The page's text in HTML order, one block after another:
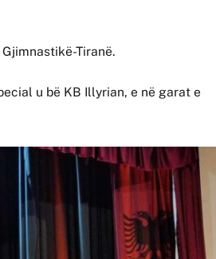
Tiranë.
u bë KB Illyrian, e në garat e